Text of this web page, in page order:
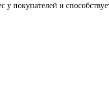
у покупателей и